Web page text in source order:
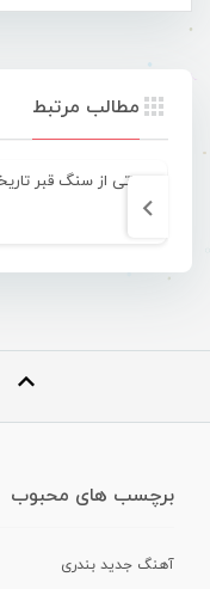
مطالب مرتبط
برچسب های محبوب
آهنگ جدید بندری